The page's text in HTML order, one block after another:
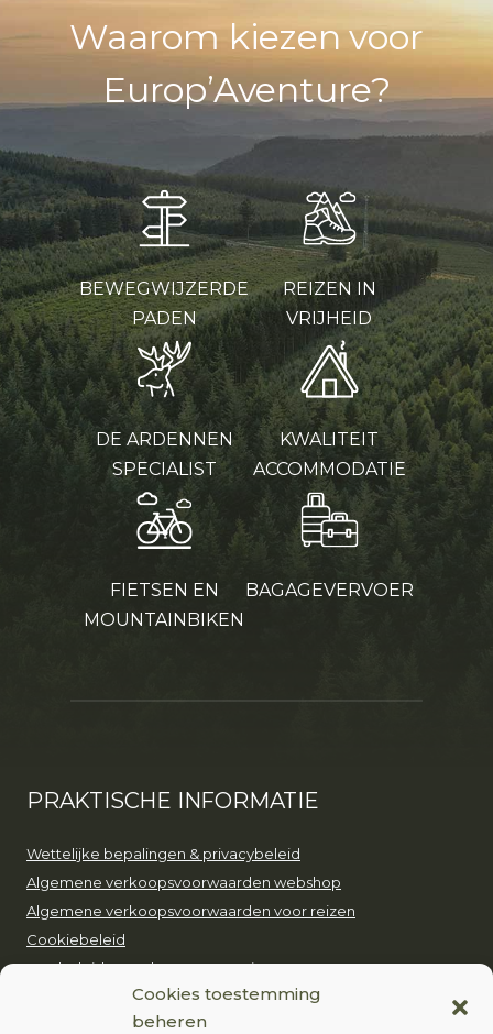
Cookies toestemming
beheren
Waarom kiezen voor
Europ’Aventure?
BEWEGWIJZERDE
PADEN
REIZEN IN
VRIJHEID
DE ARDENNEN
SPECIALIST
KWALITEIT
ACCOMMODATIE
FIETSEN EN
MOUNTAINBIKEN
BAGAGEVERVOER
PRAKTISCHE INFORMATIE
Wettelijke bepalingen & privacybeleid
Algemene verkoopsvoorwaarden webshop
Algemene verkoopsvoorwaarden voor reizen
Cookiebeleid
Ons beleid voor duurzaam toerisme